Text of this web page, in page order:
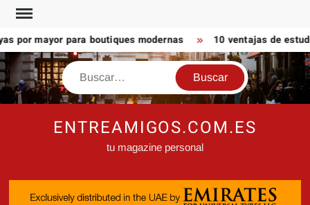
Saltar
contenido
por mayor para boutiques modernas 10 ventajas de
Buscar
ENTREAMIGOS.COM.ES
tu magazine personal